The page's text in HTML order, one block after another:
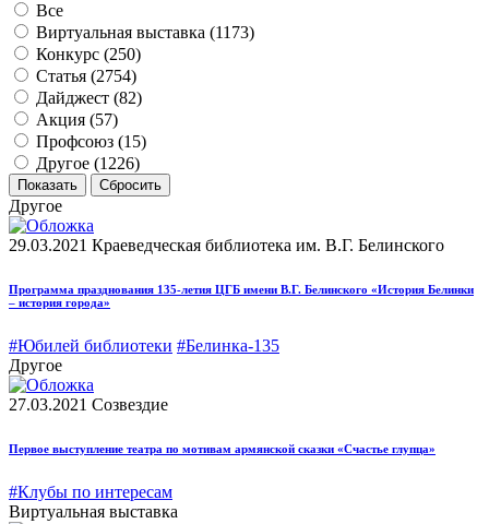
Все
Виртуальная выставка (1173)
Конкурс (250)
Статья (2754)
Дайджест (82)
Акция (57)
Профсоюз (15)
Другое (1226)
Другое
29.03.2021 Краеведческая библиотека им. В.Г. Белинского
Программа празднования 135-летия ЦГБ имени В.Г. Белинского «История Белинки
– история города»
#Юбилей библиотеки #Белинка-135
Другое
27.03.2021 Созвездие
Первое выступление театра по мотивам армянской сказки «Счастье глупца»
#Клубы по интересам
Виртуальная выставка